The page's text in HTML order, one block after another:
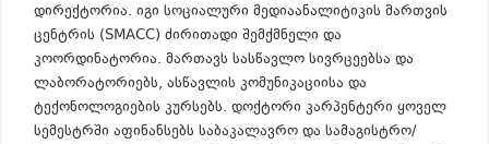
დირექტორია. იგი სოციალური მედიაანალიტიკის მართვის
ცენტრის (SMACC) ძირითადი შემქმნელი და
კოორდინატორია. მართავს სასწავლო სივრცეებსა და
ლაბორატორიებს, ასწავლის კომუნიკაციისა და
ტექონოლოგიების კურსებს. დოქტორი კარპენტერი ყოველ
სემესტრში აფინანსებს საბაკალავრო და სამაგისტრო/